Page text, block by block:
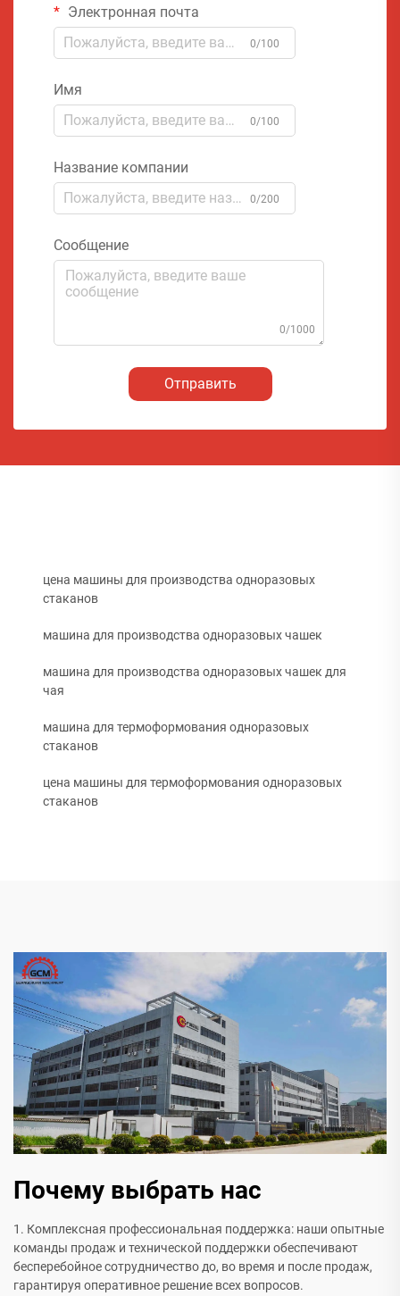
Электронная почта
0/100
Имя
0/100
Название компании
0/200
Сообщение
0/1000
Отправить
цена машины для производства одноразовых
стаканов
машина для производства одноразовых чашек
машина для производства одноразовых чашек для
чая
машина для термоформования одноразовых
стаканов
цена машины для термоформования одноразовых
стаканов
Почему выбрать нас
1. Комплексная профессиональная поддержка: наши опытные
команды продаж и технической поддержки обеспечивают
бесперебойное сотрудничество до, во время и после продаж,
гарантируя оперативное решение всех вопросов.